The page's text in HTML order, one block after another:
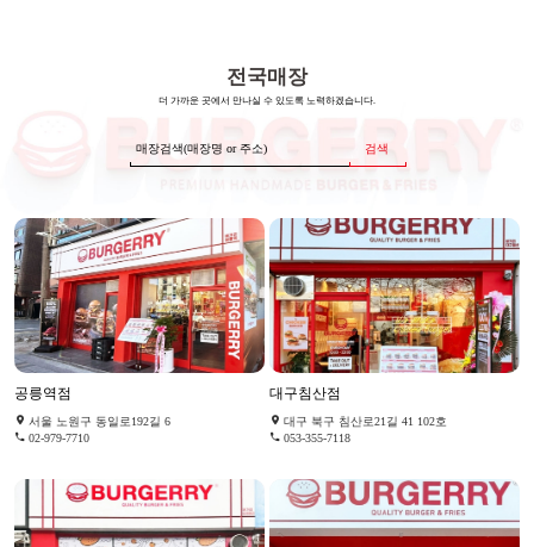
전국매장
더 가까운 곳에서 만나실 수 있도록 노력하겠습니다.
검색
공릉역점
서울 노원구 동일로192길 6
02-979-7710
대구침산점
대구 북구 침산로21길 41 102호
053-355-7118